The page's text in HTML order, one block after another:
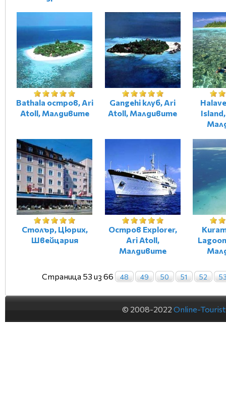
Bathala остров, Ari
Atoll, Малдивите
Gangehi клуб, Ari
Atoll, Малдивите
Столър, Цюрих,
Швейцария
Остров Explorer,
Ari Atoll,
Малдивите
Страница 53 из 66 48 49 50 51 52
© 2008-2022 Online-